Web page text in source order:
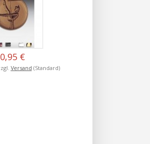
€
Versand (Standard)